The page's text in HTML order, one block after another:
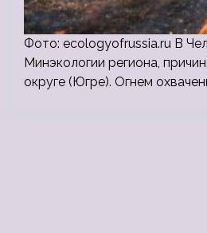
Фото: ecologyofrussia.ru В
Минэкологии региона,
округе (Югре). Огнем